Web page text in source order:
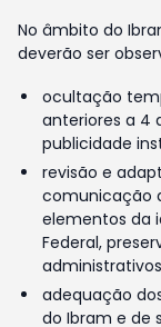
No âmbito do
deverão ser
ocultação
anteriores a 4
publicidade
revisão e
comunicação
elementos da
Federal,
adequação
do Ibram e de